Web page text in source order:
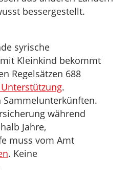
bessergestellt.
syrische
Kleinkind bekommt
Regelsätzen 688
.
während
Jahre,
muss vom Amt
. Keine